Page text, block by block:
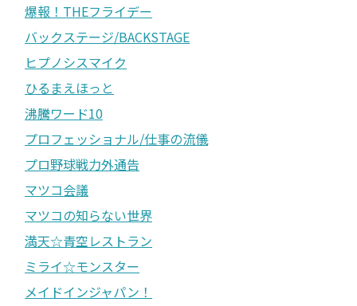
爆報！THEフライデー
バックステージ/BACKSTAGE
ヒプノシスマイク
ひるまえほっと
沸騰ワード10
プロフェッショナル/仕事の流儀
プロ野球戦力外通告
マツコ会議
マツコの知らない世界
満天☆青空レストラン
ミライ☆モンスター
メイドインジャパン！